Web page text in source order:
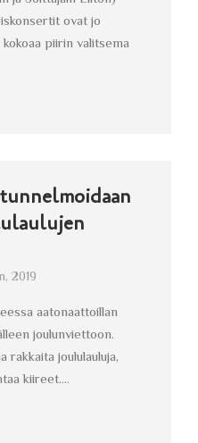
ovat jo
piirin valitsema
2019
aatonaattoillan
joulunviettoon.
rakkaita joululauluja,
kiireet.…